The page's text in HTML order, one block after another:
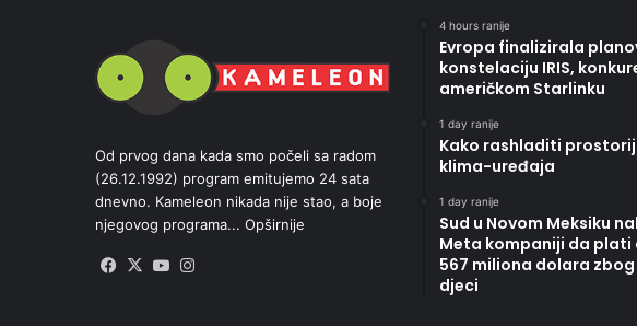
Od prvog dana kada smo počeli sa radom
(26.12.1992) program emitujemo 24 sata
dnevno. Kameleon nikada nije stao, a boje
njegovog programa... Opširnije
Facebook
X YouTube
4 hours ranije
Evropa finalizirala
konstelaciju IRIS,
američkom Starlinku
1 day ranije
Kako rashladiti
klima-uređaja
1 day ranije
Sud u Novom Meksiku
Meta kompaniji da
567 miliona dolara
djeci